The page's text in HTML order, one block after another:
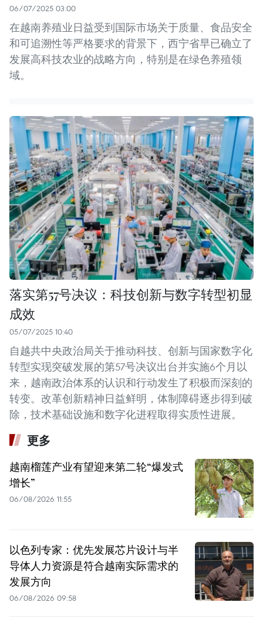
06/07/2025 03:00
在越南养殖业日益受到国际市场关于质量、食品安全
和可追溯性等严格要求的背景下，西宁省早已确立了
发展高科技农业的战略方向，特别是在绿色养殖领
域。
落实第57号决议：科技创新与数字转型初显
成效
05/07/2025 10:40
自越共中央政治局关于推动科技、创新与国家数字化
转型实现突破发展的第57号决议出台并实施6个月以
来，越南政治体系的认识和行动发生了积极而深刻的
转变。改革创新精神日益鲜明，体制障碍逐步得到破
除，技术基础设施和数字化进程取得实质性进展。
更多
越南榴莲产业有望迎来第二轮“爆发式
增长”
06/08/2026 11:55
以色列专家：优先发展芯片设计与半
导体人力资源是符合越南实际需求的
发展方向
06/08/2026 09:58